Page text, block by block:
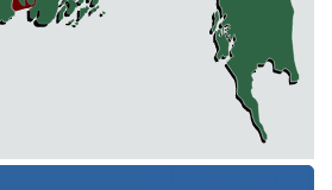
জুলাই ব্যবসা ও হাদি ব্যবসা চালু রাখতে
হবে: মাহমুদা মিতু
দুবাইয়ে কারাগার থেকে মুক্তি পেয়েছেন
পুলিশের সাবেক মহাপরিদর্শক বেনজীর
আহমেদ